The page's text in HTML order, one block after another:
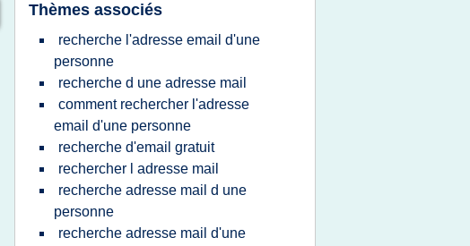
Thèmes associés
recherche l'adresse email d'une
personne
recherche d une adresse mail
comment rechercher l'adresse
email d'une personne
recherche d'email gratuit
rechercher l adresse mail
recherche adresse mail d une
personne
recherche adresse mail d'une